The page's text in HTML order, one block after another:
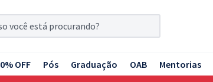
OFF Pós Graduação OAB Mentorias